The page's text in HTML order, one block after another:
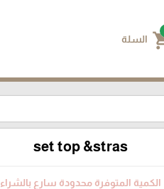
السلة
set top &stras
الكمية المتوفرة محدودة سارع بالشراء